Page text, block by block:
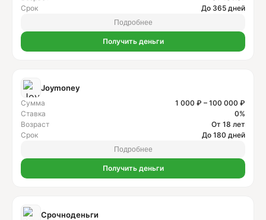
Срок
До 365 дней
Подробнее
Получить деньги
Joymoney
Сумма
1 000 ₽ – 100 000 ₽
Ставка
0%
Возраст
От 18 лет
Срок
До 180 дней
Подробнее
Получить деньги
Срочноденьги